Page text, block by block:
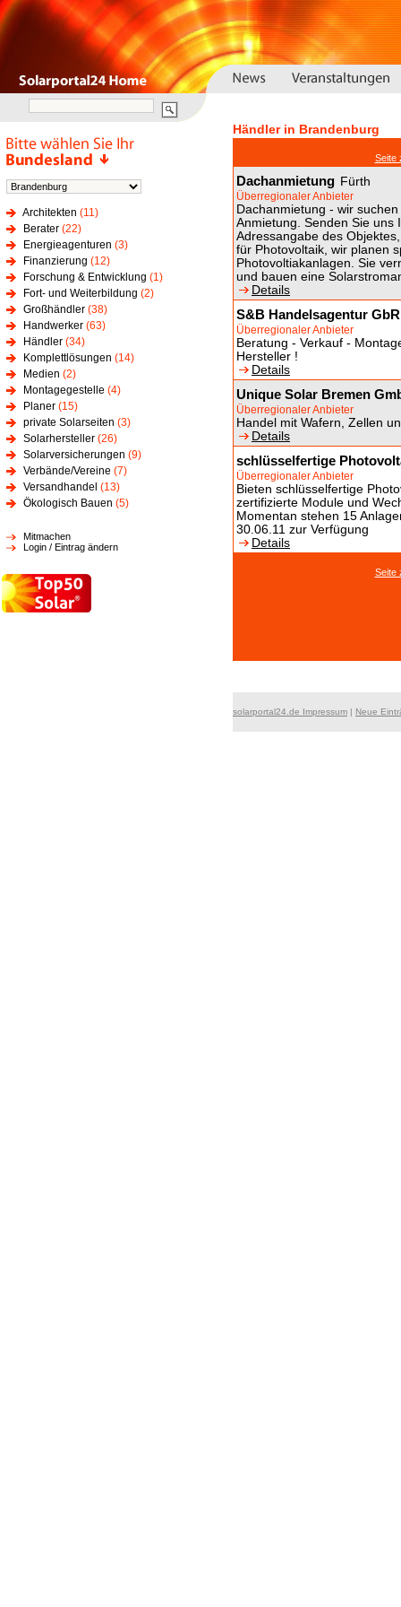
Architekten (11)
Berater (22)
Energieagenturen (3)
Finanzierung (12)
Forschung & Entwicklung (1)
Fort- und Weiterbildung (2)
Großhändler (38)
Handwerker (63)
Händler (34)
Komplettlösungen (14)
Medien (2)
Montagegestelle (4)
Planer (15)
private Solarseiten (3)
Solarhersteller (26)
Solarversicherungen (9)
Verbände/Vereine (7)
Versandhandel (13)
Ökologisch Bauen (5)
Mitmachen
Login / Eintrag ändern
Händler in Brandenburg
Seite
Dachanmietung Fürth
Überregionaler Anbieter
Dachanmietung - wir
Anmietung. Senden Sie uns
Adressangabe des
für Photovoltaik, wir planen
Photovoltiakanlagen. Sie
und bauen eine
Details
S&B Handelsagentur GbR
Überregionaler Anbieter
Beratung - Verkauf -
Hersteller !
Details
Unique Solar Bremen
Überregionaler Anbieter
Handel mit Wafern, Zellen
Details
schlüsselfertige
Überregionaler Anbieter
Bieten schlüsselfertige
zertifizierte Module und
Momentan stehen 15
30.06.11 zur Verfügung
Details
Seite
solarportal24.de Impressum | Neue